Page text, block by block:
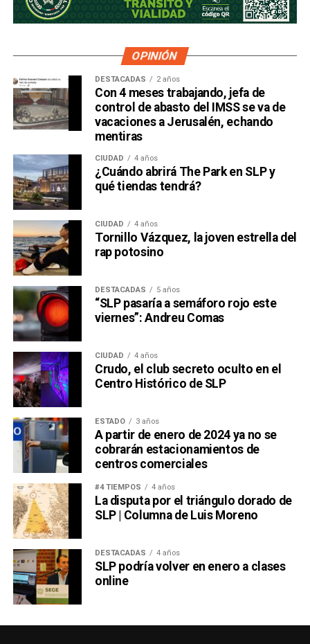
OPINIÓN
DESTACADAS 2 años
Con 4 meses trabajando, jefa de
control de abasto del IMSS se va de
vacaciones a Jerusalén, echando
mentiras
CIUDAD 4 años
¿Cuándo abrirá The Park en SLP y
qué tiendas tendrá?
CIUDAD 4 años
Tornillo Vázquez, la joven estrella del
rap potosino
DESTACADAS 5 años
“SLP pasaría a semáforo rojo este
viernes”: Andreu Comas
CIUDAD 4 años
Crudo, el club secreto oculto en el
Centro Histórico de SLP
ESTADO 3 años
A partir de enero de 2024 ya no se
cobrarán estacionamientos de
centros comerciales
#4 TIEMPOS 4 años
La disputa por el triángulo dorado de
SLP | Columna de Luis Moreno
DESTACADAS 4 años
SLP podría volver en enero a clases
online